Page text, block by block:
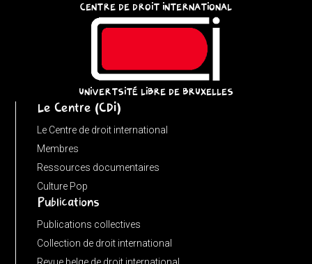
input
URL(input,
window.location.href);
CENTRE DE DROIT INTERNATIONAL
UNIVERTSITÉ LIBRE DE BRUXELLES
Le Centre (CDI)
Le Centre de droit international
Membres
Ressources documentaires
Culture Pop
Publications
Publications collectives
Collection de droit international